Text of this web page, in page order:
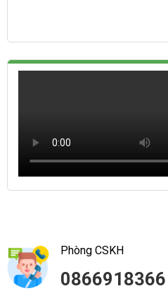
Phòng CSKH
0866918366